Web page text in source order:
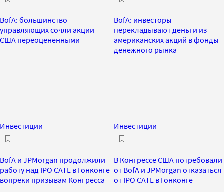
BofA: большинство
управляющих сочли акции
США переоцененными
BofA: инвесторы
перекладывают деньги из
американских акций в фонды
денежного рынка
Инвестиции
BofA и JPMorgan продолжили
работу над IPO CATL в Гонконге
вопреки призывам Конгресса
Инвестиции
В Конгрессе США потребовали
от BofA и JPMorgan отказаться
от IPO CATL в Гонконге